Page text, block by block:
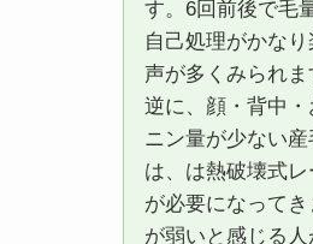
す。6回前後で毛
自己処理がかな
声が多くみられま
逆に、顔・背中
ニン量が少ない
は、は熱破壊式
が必要になって
が弱いと感じる人